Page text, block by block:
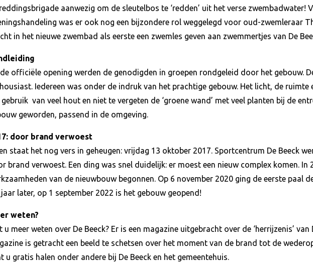
aanwezig om de sleutelbos te ‘redden’ uit het verse zwembadwater!
was er ook nog een bijzondere rol weggelegd voor oud-zwemleraar
in het nieuwe zwembad als eerste een zwemles geven aan zwemmertjes van De
officiële opening werden de genodigden in groepen rondgeleid door het gebouw.
Iedereen was onder de indruk van het prachtige gebouw. Het licht, de
gebruik van veel hout en niet te vergeten de ‘groene wand’ met veel planten bij de
geworden, passend in de omgeving.
door brand verwoest
staat het nog vers in geheugen: vrijdag 13 oktober 2017. Sportcentrum De Beeck
brand verwoest. Een ding was snel duidelijk: er moest een nieuw complex komen. In
van de nieuwbouw begonnen. Op 6 november 2020 ging de eerste paal
later, op 1 september 2022 is het gebouw geopend!
weten?
u meer weten over De Beeck? Er is een magazine uitgebracht over de ‘herrijzenis’ van
is getracht een beeld te schetsen over het moment van de brand tot de
u gratis halen onder andere bij De Beeck en het gemeentehuis.